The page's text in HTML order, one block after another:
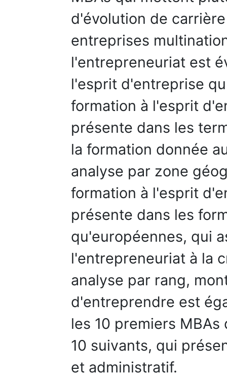
d'évolution de
entreprises
l'entrepreneuriat est
l'esprit d'entreprise
formation à l'esprit
présente dans les
la formation donnée
analyse par zone
formation à l'esprit
présente dans les
qu'européennes, qui
l'entrepreneuriat à la
analyse par rang,
d'entreprendre est
les 10 premiers
10 suivants, qui
et administratif.